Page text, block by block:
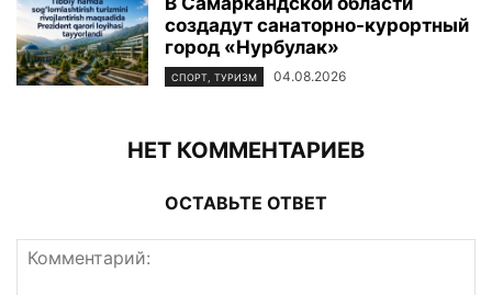
создадут санаторно-курортный
город «Нурбулак»
СПОРТ, ТУРИЗМ 04.08.2026
НЕТ КОММЕНТАРИЕВ
ОСТАВЬТЕ ОТВЕТ